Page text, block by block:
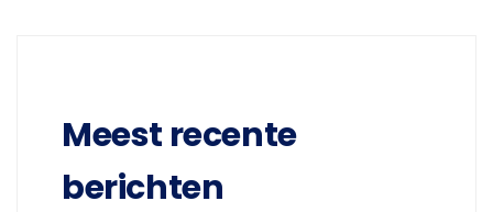
Meest recente
berichten